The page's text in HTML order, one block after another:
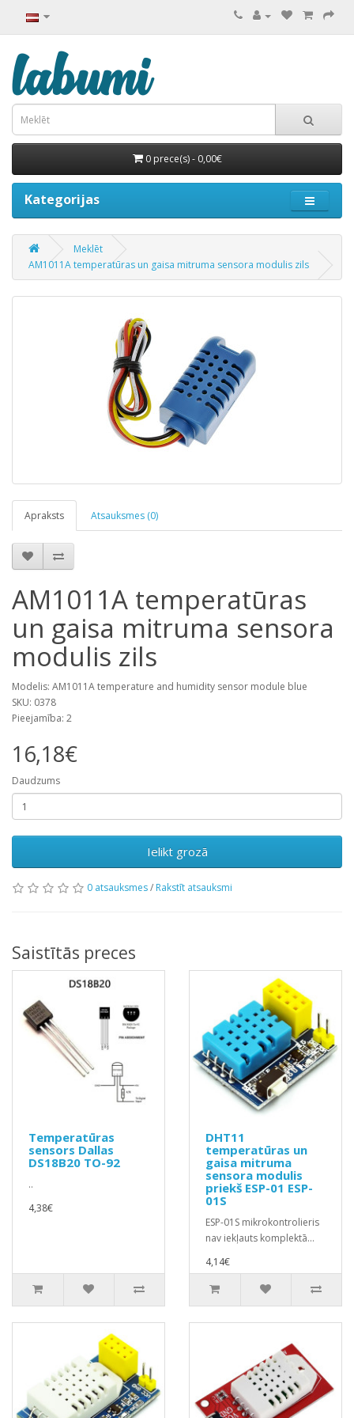
0 prece(s) - 0,00€
Kategorijas
Meklēt
AM1011A temperatūras un gaisa mitruma sensora modulis zils
Apraksts Atsauksmes (0)
AM1011A temperatūras
un gaisa mitruma sensora
modulis zils
Modelis: AM1011A temperature and humidity sensor module blue
SKU: 0378
Pieejamība: 2
16,18€
Daudzums
Ielikt grozā
0 atsauksmes/ Rakstīt atsauksmi
Saistītās preces
Temperatūras
sensors Dallas
DS18B20 TO-92
..
4,38€
DHT11
temperatūras un
gaisa mitruma
sensora modulis
priekš ESP-01 ESP-
01S
ESP-01S mikrokontrolieris
nav iekļauts komplektā...
4,14€